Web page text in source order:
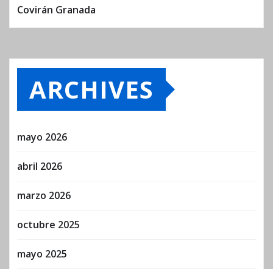
Covirán Granada
ARCHIVES
mayo 2026
abril 2026
marzo 2026
octubre 2025
mayo 2025